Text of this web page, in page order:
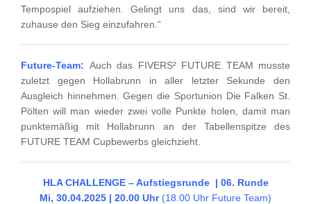
Tempospiel aufziehen. Gelingt uns das, sind wir bereit,
zuhause den Sieg einzufahren.“
Future-Team: Auch das FIVERS² FUTURE TEAM musste
zuletzt gegen Hollabrunn in aller letzter Sekunde den
Ausgleich hinnehmen. Gegen die Sportunion Die Falken St.
Pölten will man wieder zwei volle Punkte holen, damit man
punktemäßig mit Hollabrunn an der Tabellenspitze des
FUTURE TEAM Cupbewerbs gleichzieht.
HLA CHALLENGE – Aufstiegsrunde | 06. Runde
Mi, 30.04.2025 | 20.00 Uhr(18.00 Uhr Future Team)